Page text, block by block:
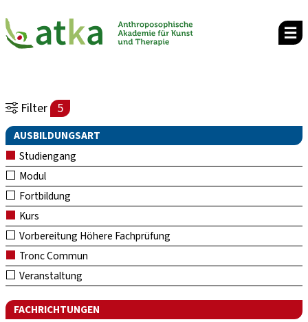
Filter 5
AUSBILDUNGSART
Studiengang
Modul
Fortbildung
Kurs
Vorbereitung Höhere Fachprüfung
Tronc Commun
Veranstaltung
FACHRICHTUNGEN